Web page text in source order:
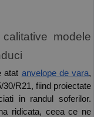
atat anvelope de vara,
30/R21, fiind proiectate
in randul soferilor.
ridicata, ceea ce ne